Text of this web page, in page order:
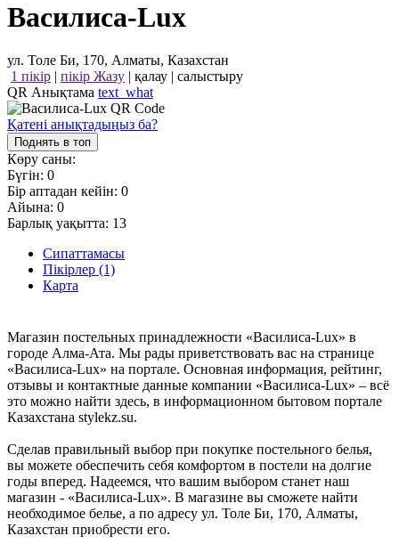
Василиса-Lux
ул. Толе Би, 170, Алматы, Казахстан
1 пікір | пікір Жазу | қалау | салыстыру
QR Анықтама text_what
Қатені анықтадыңыз ба?
Поднять в топ
Көру саны:
Бүгін: 0
Бір аптадан кейін: 0
Айына: 0
Барлық уақытта: 13
Сипаттамасы
Пікірлер (1)
Карта
Магазин постельных принадлежности «Василиса-Lux» в
городе Алма-Ата. Мы рады приветствовать вас на странице
«Василиса-Lux» на портале. Основная информация, рейтинг,
отзывы и контактные данные компании «Василиса-Lux» – всё
это можно найти здесь, в информационном бытовом портале
Казахстана stylekz.su.
Сделав правильный выбор при покупке постельного белья,
вы можете обеспечить себя комфортом в постели на долгие
годы вперед. Надеемся, что вашим выбором станет наш
магазин - «Василиса-Lux». В магазине вы сможете найти
необходимое белье, а по адресу ул. Толе Би, 170, Алматы,
Казахстан приобрести его.